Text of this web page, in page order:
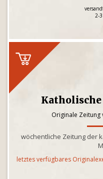
2-
Originale Zeitung
wöchentliche Zeitung der
letztes verfügbares